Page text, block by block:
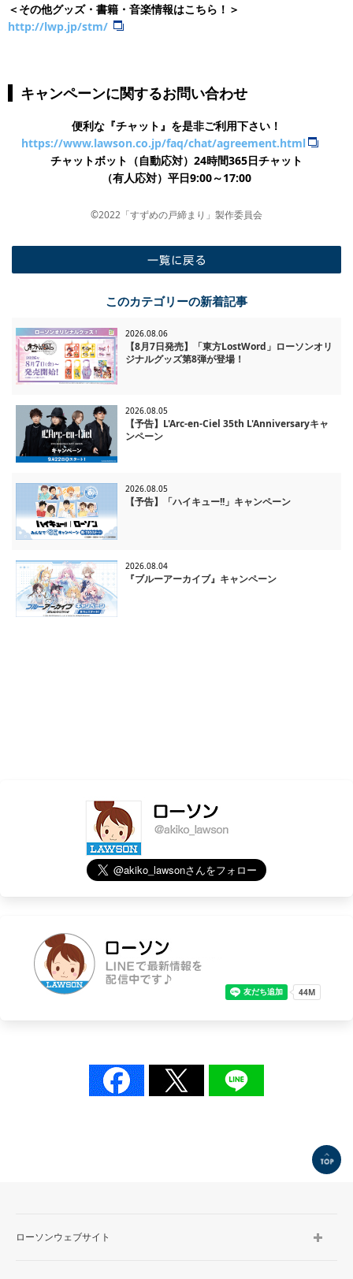
＜その他グッズ・書籍・音楽情報はこちら！＞
http://lwp.jp/stm/
キャンペーンに関するお問い合わせ
便利な『チャット』を是非ご利用下さい！
https://www.lawson.co.jp/faq/chat/agreement.html
チャットボット（自動応対）24時間365日チャット
​（有人応対）平日9:00～17:00
©2022「すずめの戸締まり」製作委員会
このカテゴリーの新着記事
2026.08.06
【8月7日発売】「東方LostWord」ローソンオリ
ジナルグッズ第8弾が登場！
2026.08.05
【予告】L'Arc-en-Ciel 35th L'Anniversaryキャ
ンペーン
2026.08.05
【予告】「ハイキュー!!」キャンペーン
2026.08.04
『ブルーアーカイブ』キャンペーン
ローソンウェブサイト